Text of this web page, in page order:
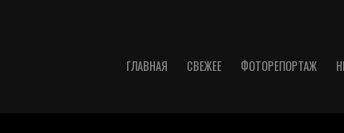
ГЛАВНАЯ СВЕЖЕЕ ФОТОРЕПОРТАЖ